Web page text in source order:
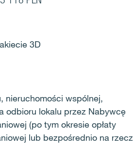
3D
nieruchomości wspólnej,
odbioru lokalu przez Nabywcę
(po tym okresie opłaty
lub bezpośrednio na rzecz